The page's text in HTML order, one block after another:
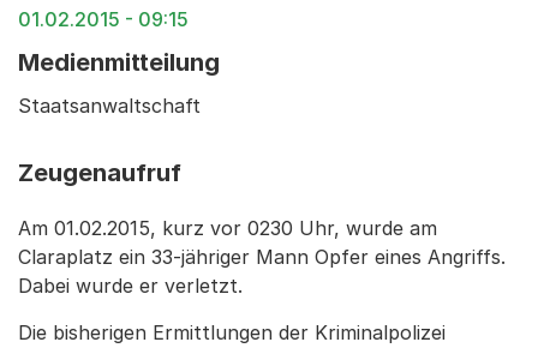
01.02.2015 - 09:15
Medienmitteilung
Staatsanwaltschaft
Zeugenaufruf
Am 01.02.2015, kurz vor 0230 Uhr, wurde am
Claraplatz ein 33-jähriger Mann Opfer eines Angriffs.
Dabei wurde er verletzt.
Die bisherigen Ermittlungen der Kriminalpolizei